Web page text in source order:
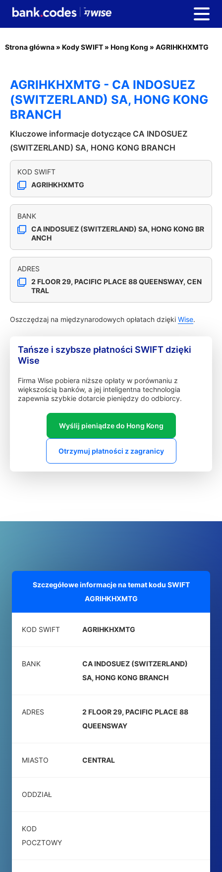
Strona główna » Kody SWIFT » Hong Kong » AGRIHKHXMTG
AGRIHKHXMTG - CA INDOSUEZ
(SWITZERLAND) SA, HONG KONG
BRANCH
Kluczowe informacje dotyczące CA INDOSUEZ
(SWITZERLAND) SA, HONG KONG BRANCH
KOD SWIFT
AGRIHKHXMTG
BANK
CA INDOSUEZ (SWITZERLAND) SA, HONG KONG BR
ANCH
ADRES
2 FLOOR 29, PACIFIC PLACE 88 QUEENSWAY, CEN
TRAL
Oszczędzaj na międzynarodowych opłatach dzięki Wise.
Tańsze i szybsze płatności SWIFT dzięki
Wise
Firma Wise pobiera niższe opłaty w porównaniu z
większością banków, a jej inteligentna technologia
zapewnia szybkie dotarcie pieniędzy do odbiorcy.
Wyślij pieniądze do Hong Kong
Otrzymuj płatności z zagranicy
Szczegółowe informacje na temat kodu SWIFT
AGRIHKHXMTG
KOD SWIFT AGRIHKHXMTG
BANK
CA INDOSUEZ (SWITZERLAND)
SA, HONG KONG BRANCH
ADRES
2 FLOOR 29, PACIFIC PLACE 88
QUEENSWAY
MIASTO CENTRAL
ODDZIAŁ
KOD
POCZTOWY